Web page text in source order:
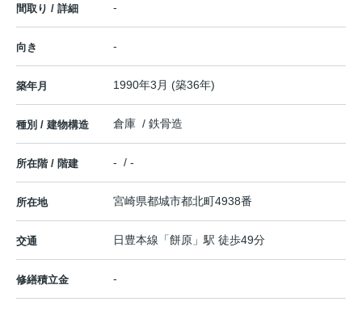
間取り / 詳細 -
向き -
築年月 1990年3月 (築36年)
種別 / 建物構造 倉庫 / 鉄骨造
所在階 / 階建 - / -
所在地 宮崎県都城市都北町4938番
交通 日豊本線 「餅原 」駅 徒歩49分
修繕積立金 -